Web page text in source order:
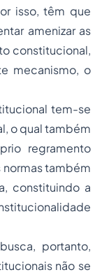
isso, têm que
amenizar as
constitucional,
mecanismo, o
tem-se
o qual também
regramento
normas também
constituindo a
portanto,
não se